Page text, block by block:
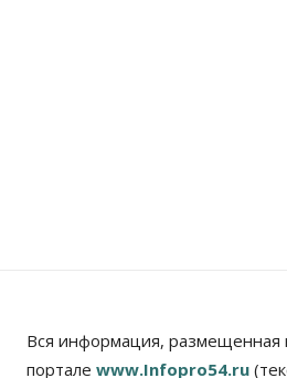
Вся информация, размещенная
портале www.Infopro54.ru